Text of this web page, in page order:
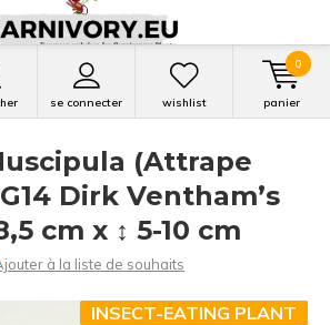
se connecter wishlist panier
0
(Attrape
Dirk Ventham’s
cm x ↕ 5-10 cm
à la liste de souhaits
INSECT-EATING PLANT